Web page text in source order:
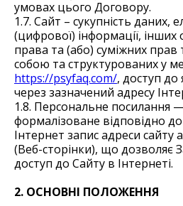
умовах цього Договору.
1.7. Сайт – сукупність даних,
(цифрової) інформації, інших
права та (або) суміжних
собою та структурованих у
https://psyfaq.com/, доступ до
через зазначений адресу
1.8. Персональне посилання
формалізоване відповідно
Інтернет запис адреси сайту
(Веб-сторінки), що дозволяє
доступ до Сайту в Інтернеті.
2. ОСНОВНІ ПОЛОЖЕННЯ